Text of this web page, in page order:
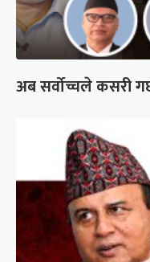
अब सर्वोच्चले कसरी